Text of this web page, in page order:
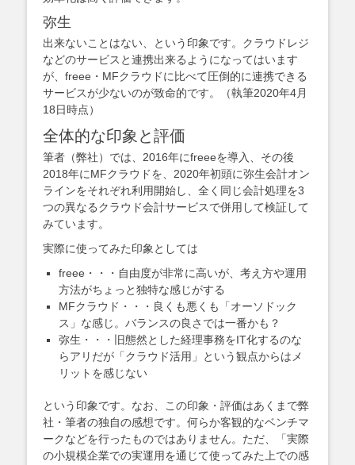
弥生
出来ないことはない、という印象です。クラウドレジ
などのサービスと連携出来るようになってはいます
が、freee・MFクラウドに比べて圧倒的に連携できる
サービスが少ないのが致命的です。（執筆2020年4月
18日時点）
全体的な印象と評価
筆者（弊社）では、2016年にfreeeを導入、その後
2018年にMFクラウドを、2020年初頭に弥生会計オン
ラインをそれぞれ利用開始し、全く同じ会計処理を3
つの異なるクラウド会計サービスで併用して検証して
みています。
実際に使ってみた印象としては
freee・・・自由度が非常に高いが、考え方や運用
方法がちょっと独特な感じがする
MFクラウド・・・良くも悪くも「オーソドック
ス」な感じ。バランスの良さでは一番かも？
弥生・・・旧態然とした経理事務をIT化するのな
らアリだが「クラウド活用」という観点からはメ
リットを感じない
という印象です。なお、この印象・評価はあくまで弊
社・筆者の独自の感想です。何らか客観的なベンチマ
ークなどを行ったものではありません。ただ、「実際
の小規模企業での実運用を通じて使ってみた上での感